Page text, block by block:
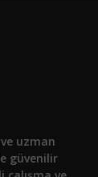
uzman
güvenilir